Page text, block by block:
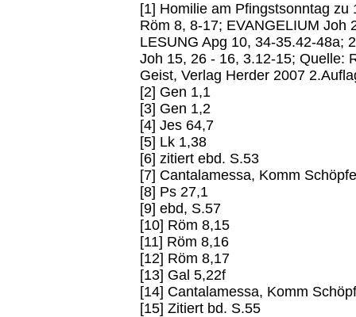
[1] Homilie am Pfingstsonntag
Röm 8, 8-17; EVANGELIUM Joh
LESUNG Apg 10, 34-35.42-48a;
Joh 15, 26 - 16, 3.12-15; Quelle:
Geist, Verlag Herder 2007
[2] Gen 1,1
[3] Gen 1,2
[4] Jes 64,7
[5] Lk 1,38
[6] zitiert ebd. S.53
[7] Cantalamessa, Komm
[8] Ps 27,1
[9] ebd, S.57
[10] Röm 8,15
[11] Röm 8,16
[12] Röm 8,17
[13] Gal 5,22f
[14] Cantalamessa, Komm
[15] Zitiert bd. S.55